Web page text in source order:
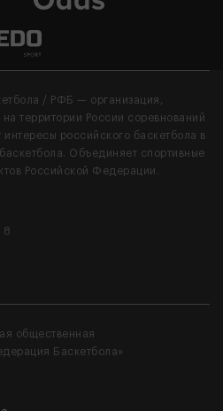
/ РФБ — организация,
территории России соревнований
интересы российского баскетбола в
Объединяет спортивные
Российской Федерации.
8
общественная
Баскетбола»